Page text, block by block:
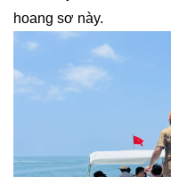
hoang sơ này.